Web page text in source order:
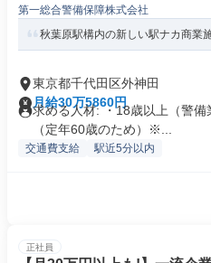
第一総合警備保障株式会社
秋葉原駅構内の新しい駅ナカ商業
東京都千代田区外神田
月給30万5860円
求める人材: ・18歳以上（警
（定年60歳のため）※...
交通費支給 駅近5分以内
正社員